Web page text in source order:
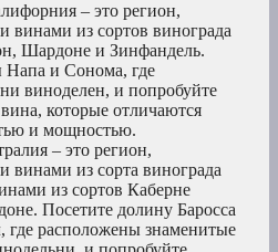
– это регион,
винами из сортов винограда
Шардоне и Зинфандель.
Напа и Сонома, где
виноделен, и попробуйте
которые отличаются
и мощностью.
– это регион,
винами из сорта винограда
из сортов Каберне
Посетите долину Баросса
расположены знаменитые